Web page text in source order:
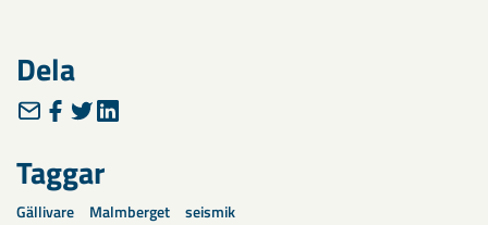
Dela
Taggar
Gällivare Malmberget seismik